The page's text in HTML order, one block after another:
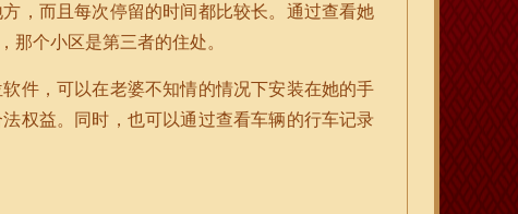
，而且每次停留的时间都比较长。通过查看她
那个小区是第三者的住处。
件，可以在老婆不知情的情况下安装在她的手
权益。同时，也可以通过查看车辆的行车记录